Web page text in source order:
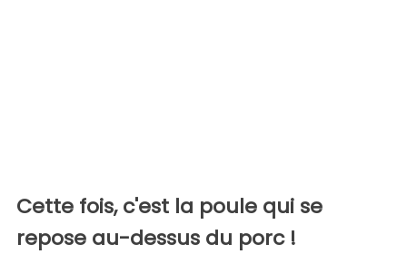
Cette fois, c'est la poule qui se
repose au-dessus du porc !